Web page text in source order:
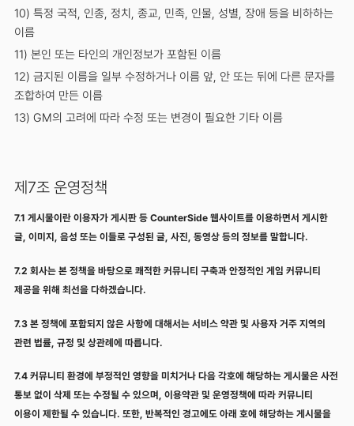
10) 특정 국적, 인종, 정치, 종교, 민족, 인물, 성별, 장애 등을 비하하는
이름
11) 본인 또는 타인의 개인정보가 포함된 이름
12) 금지된 이름을 일부 수정하거나 이름 앞, 안 또는 뒤에 다른 문자를
조합하여 만든 이름
13) GM의 고려에 따라 수정 또는 변경이 필요한 기타 이름
제7조 운영정책
7.1 게시물이란 이용자가 게시판 등 CounterSide 웹사이트를 이용하면서 게시한
글, 이미지, 음성 또는 이들로 구성된 글, 사진, 동영상 등의 정보를 말합니다.
7.2 회사는 본 정책을 바탕으로 쾌적한 커뮤니티 구축과 안정적인 게임 커뮤니티
제공을 위해 최선을 다하겠습니다.
7.3 본 정책에 포함되지 않은 사항에 대해서는 서비스 약관 및 사용자 거주 지역의
관련 법률, 규정 및 상관례에 따릅니다.
7.4 커뮤니티 환경에 부정적인 영향을 미치거나 다음 각호에 해당하는 게시물은 사전
통보 없이 삭제 또는 수정될 수 있으며, 이용약관 및 운영정책에 따라 커뮤니티
이용이 제한될 수 있습니다. 또한, 반복적인 경고에도 아래 호에 해당하는 게시물을